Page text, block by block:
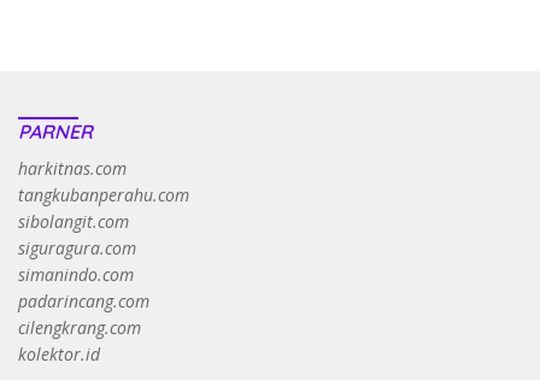
PARNER
harkitnas.com
tangkubanperahu.com
sibolangit.com
siguragura.com
simanindo.com
padarincang.com
cilengkrang.com
kolektor.id